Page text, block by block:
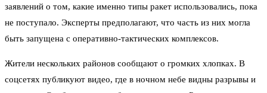
заявлений о том, какие именно типы ракет использовались, пока
не поступало. Эксперты предполагают, что часть из них могла
быть запущена с оперативно-тактических комплексов.
Жители нескольких районов сообщают о громких хлопках. В
соцсетях публикуют видео, где в ночном небе видны разрывы и